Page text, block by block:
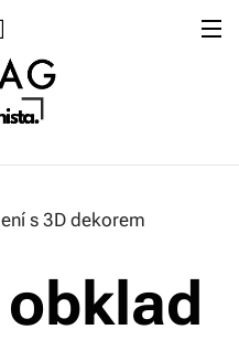
s 3D dekorem